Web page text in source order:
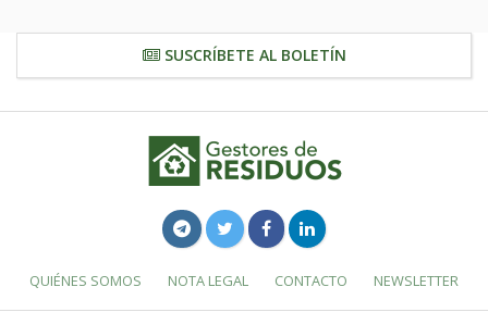
SUSCRÍBETE AL BOLETÍN
QUIÉNES SOMOS NOTA LEGAL CONTACTO NEWSLETTER